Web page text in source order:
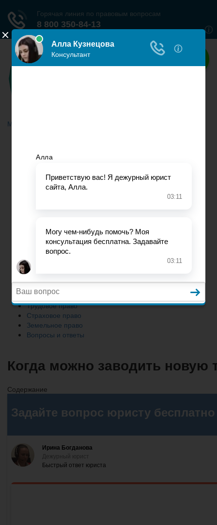
Наше право
Меню
Трудовое право
Земельное право
Гражданское право
Трудовое право
Страховое право
Земельное право
Вопросы и ответы
Когда можно заводить новую
Содержание